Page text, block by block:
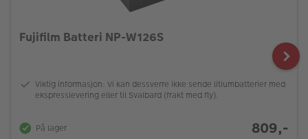
Fujifilm Batteri NP-W126S
Viktig informasjon: Vi kan dessverre ikke sende litiumbatterier med
ekspresslevering eller til Svalbard (frakt med fly).
På lager 809,-